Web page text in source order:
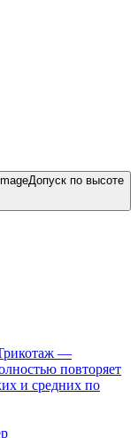
Допуск по высоте
—
повторяет
и средних по